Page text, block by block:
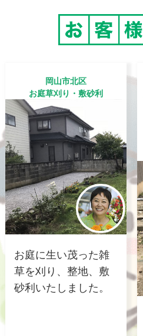
岡山市北区
お庭草刈り・敷砂利
お庭に生い茂った雑
草を刈り、整地、敷
砂利いたしました。